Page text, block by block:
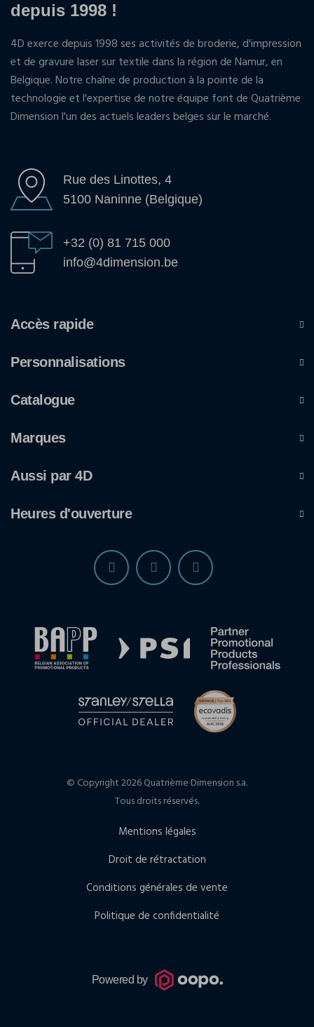
depuis 1998 !
4D exerce depuis 1998 ses activités de broderie, d'impression
et de gravure laser sur textile dans la région de Namur, en
Belgique. Notre chaîne de production à la pointe de la
technologie et l'expertise de notre équipe font de Quatrième
Dimension l'un des actuels leaders belges sur le marché.
Rue des Linottes, 4
5100 Naninne (Belgique)
+32 (0) 81 715 000
info@4dimension.be
Accès rapide
Personnalisations
Catalogue
Marques
Aussi par 4D
Heures d'ouverture
© Copyright 2026 Quatrième Dimension s.a.
Tous droits réservés.
Mentions légales
Droit de rétractation
Conditions générales de vente
Politique de confidentialité
Powered by